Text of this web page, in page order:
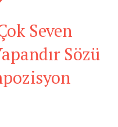
Seven
Sözü